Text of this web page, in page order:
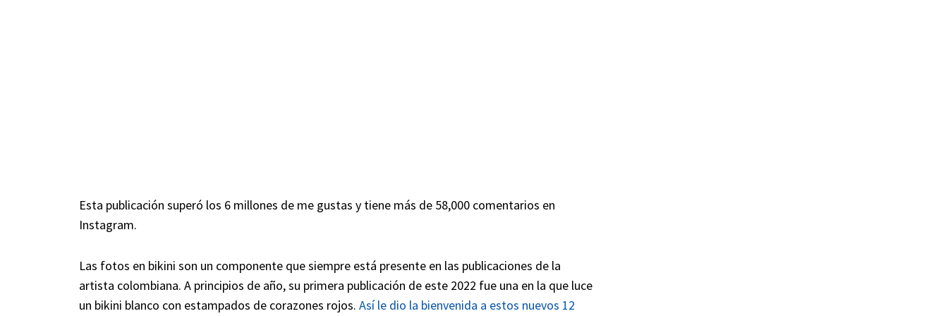
Esta publicación superó los 6 millones de me gustas y tiene más de 58,000 comentarios en
Instagram.
Las fotos en bikini son un componente que siempre está presente en las publicaciones de la
artista colombiana. A principios de año, su primera publicación de este 2022 fue una en la que luce
un bikini blanco con estampados de corazones rojos. Así le dio la bienvenida a estos nuevos 12